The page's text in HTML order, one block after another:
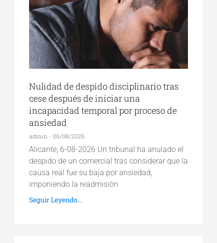
Nulidad de despido disciplinario tras
cese después de iniciar una
incapacidad temporal por proceso de
ansiedad
admin 06/08/2026
Alicante, 6-08-2026 Un tribunal ha anulado el
despido de un comercial tras considerar que la
causa real fue su baja por ansiedad,
imponiendo la readmisión
Seguir Leyendo...